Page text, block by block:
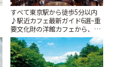
すべて東京駅から徒歩5分以内
♪駅近カフェ最新ガイド6選~重
要文化財の洋館カフェから、改
札すぐのレトロ喫茶まで~ | こと
りっぷ